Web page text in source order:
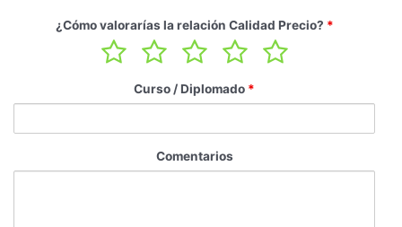
¿Cómo valorarías la relación Calidad Precio? *
Curso / Diplomado *
Comentarios